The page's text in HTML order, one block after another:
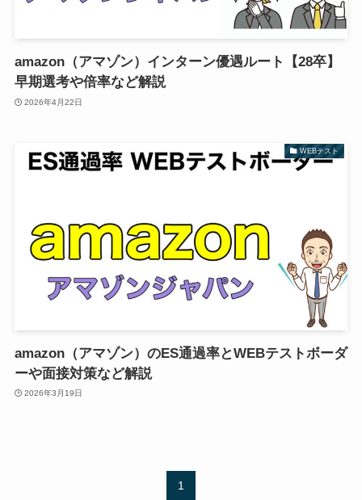
amazon（アマゾン）インターン優遇ルート【28卒】
早期選考や倍率など解説
2026年4月22日
WEBテスト
amazon（アマゾン）のES通過率とWEBテストボーダ
ーや面接対策など解説
2026年3月19日
1